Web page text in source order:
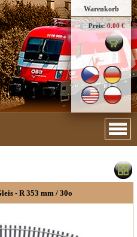
Warenkorb
Preis: 0.00 €
- R 353 mm / 30o